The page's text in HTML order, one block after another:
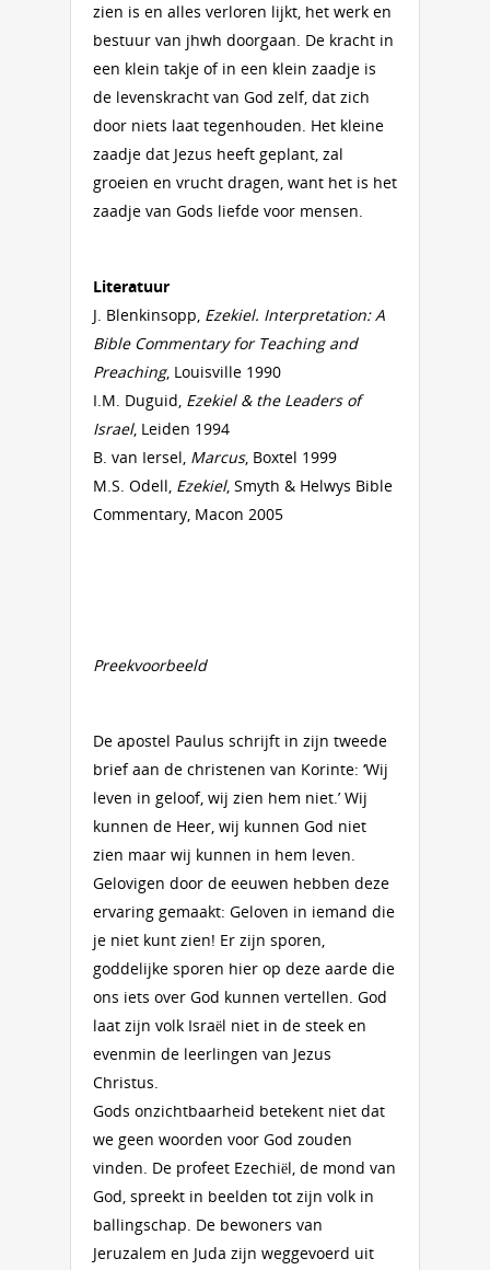
zien is en alles verloren lijkt, het werk en
bestuur van jhwh doorgaan. De kracht in
een klein takje of in een klein zaadje is
de levenskracht van God zelf, dat zich
door niets laat tegenhouden. Het kleine
zaadje dat Jezus heeft geplant, zal
groeien en vrucht dragen, want het is het
zaadje van Gods liefde voor mensen.
Literatuur
J. Blenkinsopp, Ezekiel. Interpretation: A
Bible Commentary for Teaching and
Preaching, Louisville 1990
I.M. Duguid, Ezekiel & the Leaders of
Israel, Leiden 1994
B. van Iersel, Marcus, Boxtel 1999
M.S. Odell, Ezekiel, Smyth & Helwys Bible
Commentary, Macon 2005
Preekvoorbeeld
De apostel Paulus schrijft in zijn tweede
brief aan de christenen van Korinte: ‘Wij
leven in geloof, wij zien hem niet.’ Wij
kunnen de Heer, wij kunnen God niet
zien maar wij kunnen in hem leven.
Gelovigen door de eeuwen hebben deze
ervaring gemaakt: Geloven in iemand die
je niet kunt zien! Er zijn sporen,
goddelijke sporen hier op deze aarde die
ons iets over God kunnen vertellen. God
laat zijn volk Israël niet in de steek en
evenmin de leerlingen van Jezus
Christus.
Gods onzichtbaarheid betekent niet dat
we geen woorden voor God zouden
vinden. De profeet Ezechiël, de mond van
God, spreekt in beelden tot zijn volk in
ballingschap. De bewoners van
Jeruzalem en Juda zijn weggevoerd uit